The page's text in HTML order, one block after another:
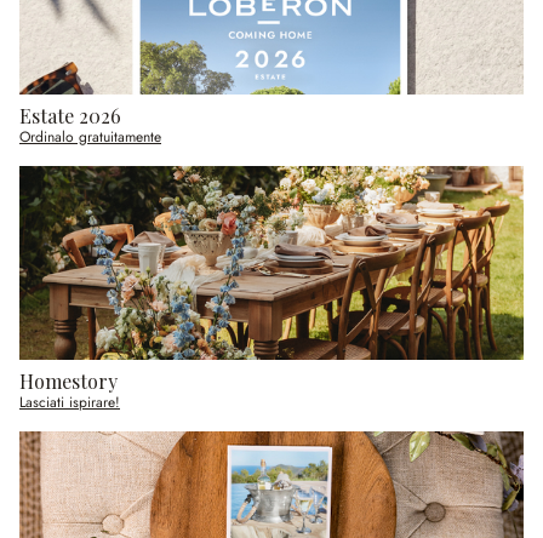
Estate 2026
Ordinalo gratuitamente
Homestory
Lasciati ispirare!